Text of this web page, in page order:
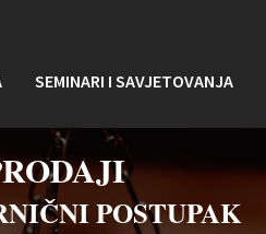
SEMINARI I SAVJETOVANJA
POSTUPAK